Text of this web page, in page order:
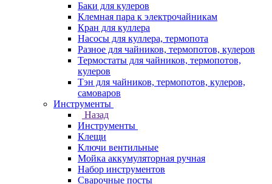
Баки для кулеров
Клемная пара к электрочайникам
Кран для куллера
Насосы для куллера, термопота
Разное для чайников, термопотов, кулеров
Термостаты для чайников, термопотов,
кулеров
Тэн для чайников, термопотов, кулеров,
самоваров
Инструменты
Назад
Инструменты
Клещи
Ключи вентильные
Мойка аккумуляторная ручная
Набор инструментов
Сварочные посты